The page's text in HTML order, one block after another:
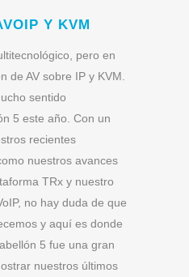
Y KVM
pero en
de AV sobre IP y KVM.
sentido
5 este año. Con un
recientes
nuestros avances
TRx y nuestro
no hay duda de que
y aquí es donde
5 fue una gran
nuestros últimos